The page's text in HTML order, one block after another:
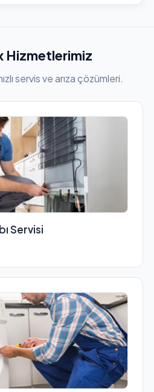
Hizmetlerimiz
servis ve arıza çözümleri.
Servisi